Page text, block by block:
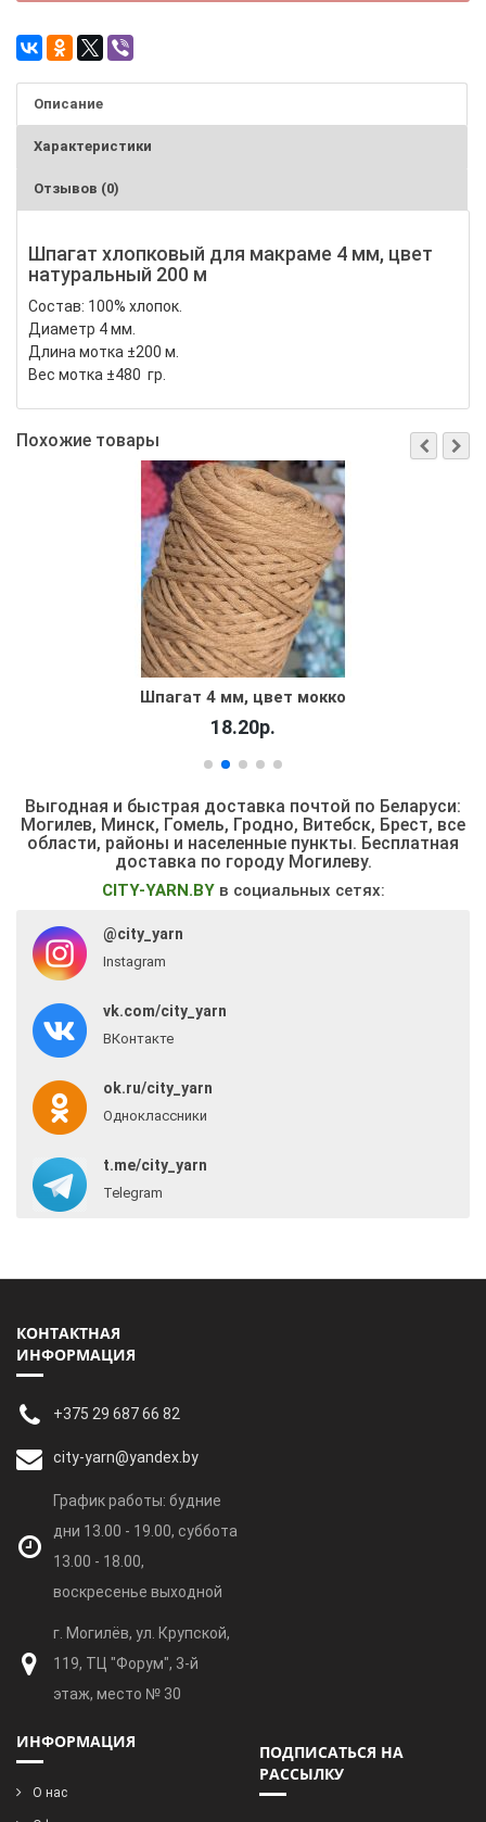
Описание
Характеристики
Отзывов (0)
Шпагат хлопковый для макраме 4 мм, цвет
натуральный 200 м
Состав: 100% хлопок.
Диаметр 4 мм.
Длина мотка ±200 м.
Вес мотка ±480 гр.
Похожие товары
Шпагат 4 мм, цвет мокко
18.20р.
Выгодная и быстрая доставка почтой по Беларуси:
Могилев, Минск, Гомель, Гродно, Витебск, Брест, все
области, районы и населенные пункты. Бесплатная
доставка по городу Могилеву.
CITY-YARN.BYв социальных сетях:
@city_yarn
Instagram
vk.com/city_yarn
ВКонтакте
ok.ru/city_yarn
Одноклассники
t.me/city_yarn
Telegram
КОНТАКТНАЯ
ИНФОРМАЦИЯ
+375 29 687 66 82
city-yarn@yandex.by
График работы: будние
дни 13.00 - 19.00, суббота
13.00 - 18.00,
воскресенье выходной
г. Могилёв, ул. Крупской,
119, ТЦ "Форум", 3-й
этаж, место № 30
ИНФОРМАЦИЯ
О нас
ПОДПИСАТЬСЯ НА
РАССЫЛКУ